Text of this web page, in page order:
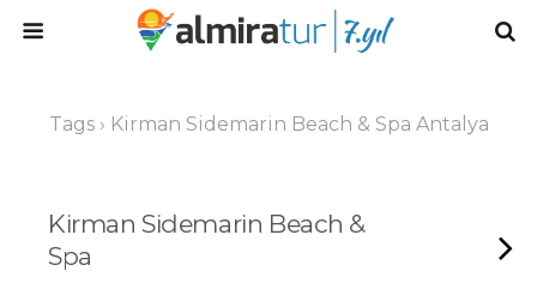
Tags › Kirman Sidemarin Beach & Spa Antalya
Kirman Sidemarin Beach &
Spa